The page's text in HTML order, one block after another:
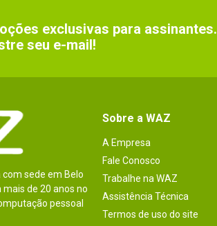
exclusivas para assinantes.
seu e-mail!
sede em Belo
de 20 anos no
pessoal
Sobre a WAZ
A Empresa
Fale Conosco
Trabalhe na WAZ
Assistência Técnica
Termos de uso do site